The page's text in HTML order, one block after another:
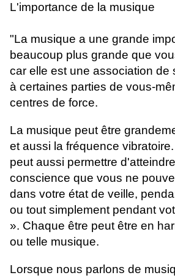
L'importance de la musique
"La musique a une grande
beaucoup plus grande que
car elle est une association de
à certaines parties de vous-
centres de force.
La musique peut être
et aussi la fréquence
peut aussi permettre
conscience que vous ne
dans votre état de veille,
ou tout simplement pendant
». Chaque être peut être en
ou telle musique.
Lorsque nous parlons de